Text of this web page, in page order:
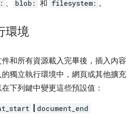
、 blob: 和 filesystem: 。
環境
和所有資源載入完畢後，插入內容
獨立執行環境中，網頁或其他擴充
下列鍵中變更這些預設值：
document_end